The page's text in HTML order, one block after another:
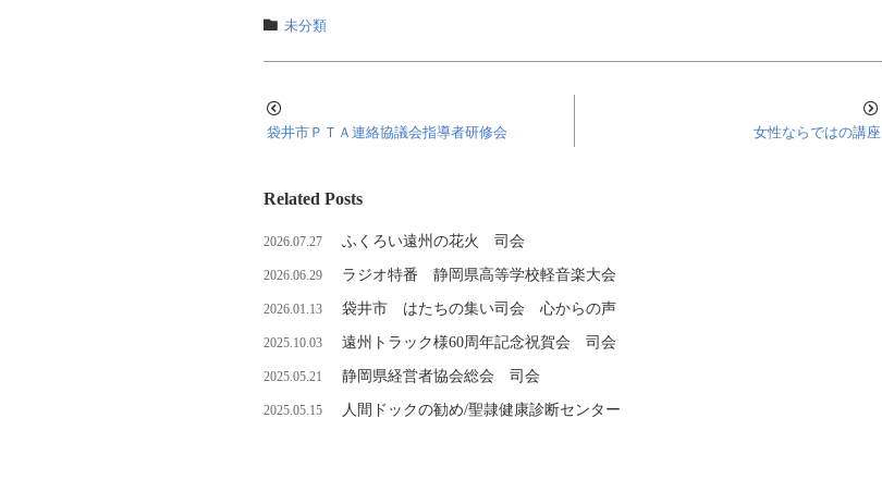
未分類
袋井市ＰＴＡ連絡協議会指導者研修会 女性ならではの講座
Related Posts
2026.07.27 ふくろい遠州の花火 司会
2026.06.29 ラジオ特番 静岡県高等学校軽音楽大会
2026.01.13 袋井市 はたちの集い司会 心からの声
2025.10.03 遠州トラック様60周年記念祝賀会 司会
2025.05.21 静岡県経営者協会総会 司会
2025.05.15 人間ドックの勧め/聖隷健康診断センター